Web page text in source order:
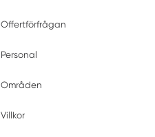
Offertförfrågan
Personal
Områden
Villkor